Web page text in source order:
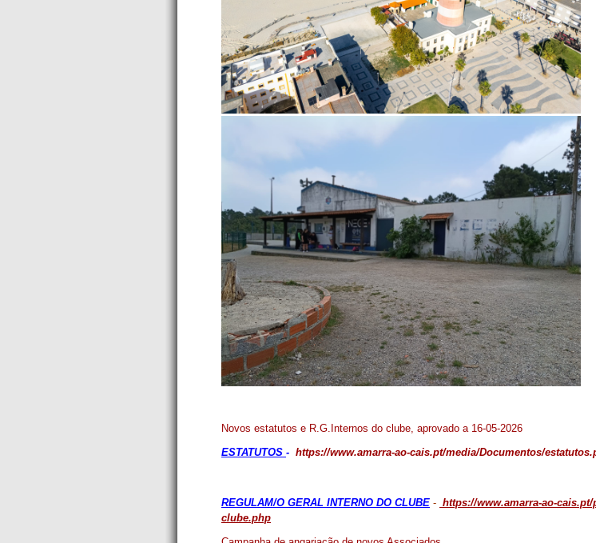
Novos estatutos e R.G.Internos do clube, aprovado a 16-05-2026
ESTATUTOS - https://www.amarra-ao-cais.pt/media/Documentos/
REGULAM/O GERAL INTERNO DO CLUBE - https://www.amarra-ao-
clube.php